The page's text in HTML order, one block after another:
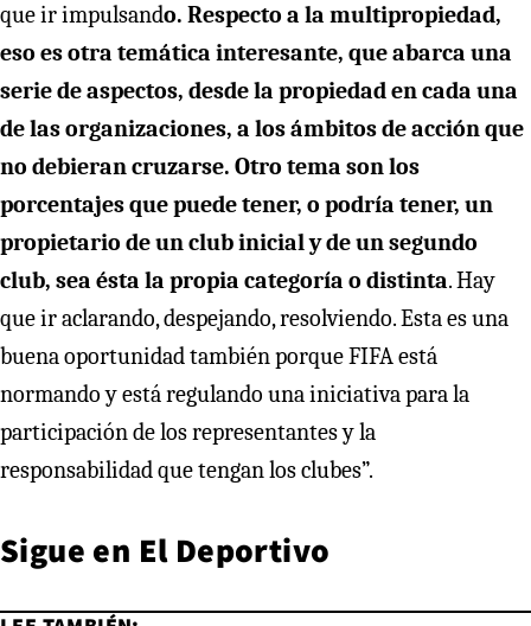
que ir impulsando. Respecto a la multipropiedad,
eso es otra temática interesante, que abarca una
serie de aspectos, desde la propiedad en cada una
de las organizaciones, a los ámbitos de acción que
no debieran cruzarse. Otro tema son los
porcentajes que puede tener, o podría tener, un
propietario de un club inicial y de un segundo
club, sea ésta la propia categoría o distinta. Hay
que ir aclarando, despejando, resolviendo. Esta es una
buena oportunidad también porque FIFA está
normando y está regulando una iniciativa para la
participación de los representantes y la
responsabilidad que tengan los clubes”.
Sigue en El Deportivo